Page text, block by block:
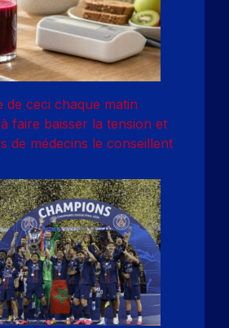
de ceci chaque matin
faire baisser la tension et
de médecins le conseillent